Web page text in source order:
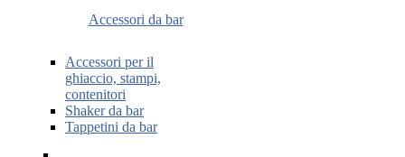
Accessori da bar
Accessori per il
ghiaccio, stampi,
contenitori
Shaker da bar
Tappetini da bar